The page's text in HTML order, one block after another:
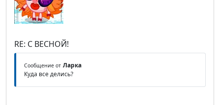
RE: С ВЕСНОЙ!
Сообщение от Ларка
Куда все делись?